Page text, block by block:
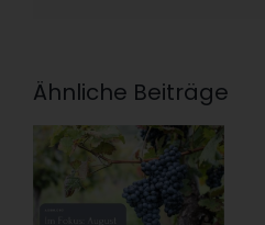
Ähnliche Beiträge